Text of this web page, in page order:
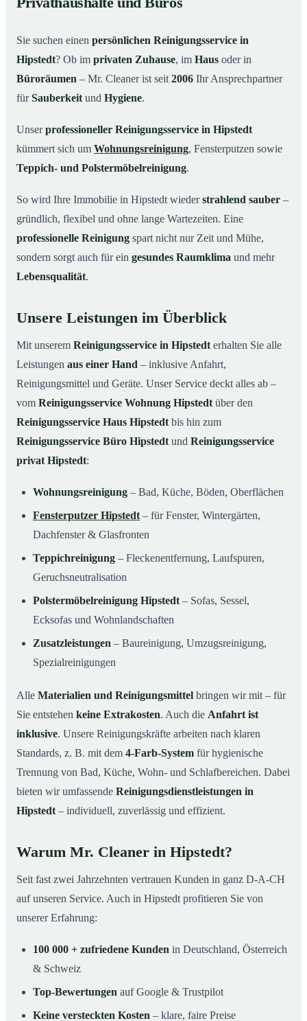
04So einfach funktioniert’s
Typische Anlässe für einen Reinigungsservice
08So arbeitet ein Reinigungsservice in Hipstedt
wirklich
Sie suchen einen persönlichen Reinigungsservice in
Hipstedt? Ob im privaten Zuhause, im Haus oder in
Büroräumen – Mr. Cleaner ist seit 2006 Ihr Ansprechpartner
fürSauberkeit und Hygiene.
Unserprofessioneller Reinigungsservice in Hipstedt
kümmert sich um Wohnungsreinigung, Fensterputzen sowie
Teppich- und Polstermöbelreinigung.
So wird Ihre Immobilie in Hipstedt wiederstrahlend sauber –
gründlich, flexibel und ohne lange Wartezeiten. Eine
professionelle Reinigung spart nicht nur Zeit und Mühe,
sondern sorgt auch für ein gesundes Raumklima und mehr
Lebensqualität.
Unsere Leistungen im Überblick
Mit unserem Reinigungsservice in Hipstedt erhalten Sie alle
Leistungen aus einer Hand – inklusive Anfahrt,
Reinigungsmittel und Geräte. Unser Service deckt alles ab –
vom Reinigungsservice Wohnung Hipstedt über den
Reinigungsservice Haus Hipstedt bis hin zum
Reinigungsservice Büro Hipstedt und Reinigungsservice
privat Hipstedt:
Wohnungsreinigung – Bad, Küche, Böden, Oberflächen
Fensterputzer Hipstedt – für Fenster, Wintergärten,
Dachfenster & Glasfronten
Teppichreinigung – Fleckenentfernung, Laufspuren,
Geruchsneutralisation
Polstermöbelreinigung Hipstedt – Sofas, Sessel,
Ecksofas und Wohnlandschaften
Zusatzleistungen – Baureinigung, Umzugsreinigung,
Spezialreinigungen
Alle Materialien und Reinigungsmittel bringen wir mit – für
Sie entstehen keine Extrakosten. Auch die Anfahrt ist
inklusive. Unsere Reinigungskräfte arbeiten nach klaren
Standards, z. B. mit dem 4-Farb-System für hygienische
Trennung von Bad, Küche, Wohn- und Schlafbereichen. Dabei
bieten wir umfassende Reinigungsdienstleistungen in
Hipstedt – individuell, zuverlässig und effizient.
Warum Mr. Cleaner in Hipstedt?
Seit fast zwei Jahrzehnten vertrauen Kunden in ganz D-A-CH
auf unseren Service. Auch in Hipstedt profitieren Sie von
unserer Erfahrung:
100 000 + zufriedene Kunden in Deutschland, Österreich
& Schweiz
Top-Bewertungen auf Google & Trustpilot
Keine versteckten Kosten – klare, faire Preise